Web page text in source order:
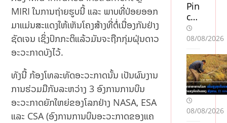
MIRI ໃນການຖ່າຍຮູບນີ້ ແລະ ພາບທີ່ປ່ອຍອອກ
ມາແມ່ນສະແດງໃຫ້ເຫັນໂຄງສ້າງທີ່ຕໍ່ເນື່ອງກັນຢ່າງ
ຊັດເຈນ ເຊິ່ງປົກກະຕິແລ້ວມັນຈະຖືກກຸ່ມຝຸ່ນດາວ
ອະວະກາດບັງໄວ້.
ທັງນີ້ ກ້ອງໂທລະທັດອະວະກາດນັ້ນ ເປັນຜົນງານ
ການຮ່ວມມືກັນລະຫວ່າງ 3 ອົງການການບິນ
ອະວະກາດຍັກໃຫຍ່ຂອງໂລກຢ່າງ NASA, ESA
ແລະ CSA (ອົງການການບິນອະວະກາດຂອງແຄ
ເຂື່ອ
ນເຊ
ລະ
ນອ
ກຽ
ມ
ລະບ
າຍ
ນ້ຳ
ລົ້ນ
ayc
an
da
Oy
Ta
kti
kal
arı:
Tə
crü
Pin
co
De
po
Bo
nu
sla
rını
n
Şər
08/08/2026
08/08/2026